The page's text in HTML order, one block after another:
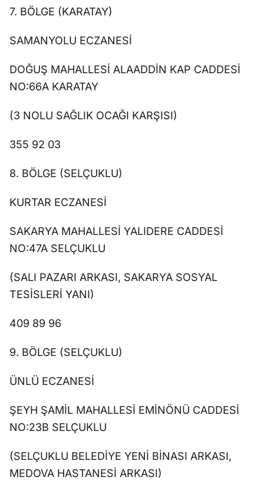
7. BÖLGE (KARATAY)
SAMANYOLU ECZANESİ
DOĞUŞ MAHALLESİ ALAADDİN KAP CADDESİ
NO:66A KARATAY
(3 NOLU SAĞLIK OCAĞI KARŞISI)
355 92 03
8. BÖLGE (SELÇUKLU)
KURTAR ECZANESİ
SAKARYA MAHALLESİ YALIDERE CADDESİ
NO:47A SELÇUKLU
(SALI PAZARI ARKASI, SAKARYA SOSYAL
TESİSLERİ YANI)
409 89 96
9. BÖLGE (SELÇUKLU)
ÜNLÜ ECZANESİ
ŞEYH ŞAMİL MAHALLESİ EMİNÖNÜ CADDESİ
NO:23B SELÇUKLU
(SELÇUKLU BELEDİYE YENİ BİNASI ARKASI,
MEDOVA HASTANESİ ARKASI)